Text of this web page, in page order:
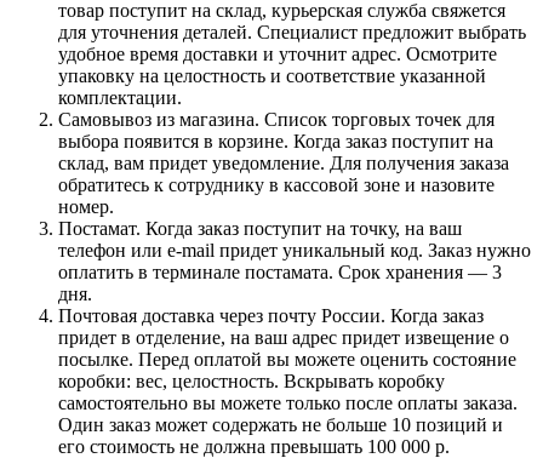
товар поступит на склад, курьерская служба свяжется
для уточнения деталей. Специалист предложит выбрать
удобное время доставки и уточнит адрес. Осмотрите
упаковку на целостность и соответствие указанной
комплектации.
Самовывоз из магазина. Список торговых точек для
выбора появится в корзине. Когда заказ поступит на
склад, вам придет уведомление. Для получения заказа
обратитесь к сотруднику в кассовой зоне и назовите
номер.
Постамат. Когда заказ поступит на точку, на ваш
телефон или e-mail придет уникальный код. Заказ нужно
оплатить в терминале постамата. Срок хранения — 3
дня.
Почтовая доставка через почту России. Когда заказ
придет в отделение, на ваш адрес придет извещение о
посылке. Перед оплатой вы можете оценить состояние
коробки: вес, целостность. Вскрывать коробку
самостоятельно вы можете только после оплаты заказа.
Один заказ может содержать не больше 10 позиций и
его стоимость не должна превышать 100 000 р.